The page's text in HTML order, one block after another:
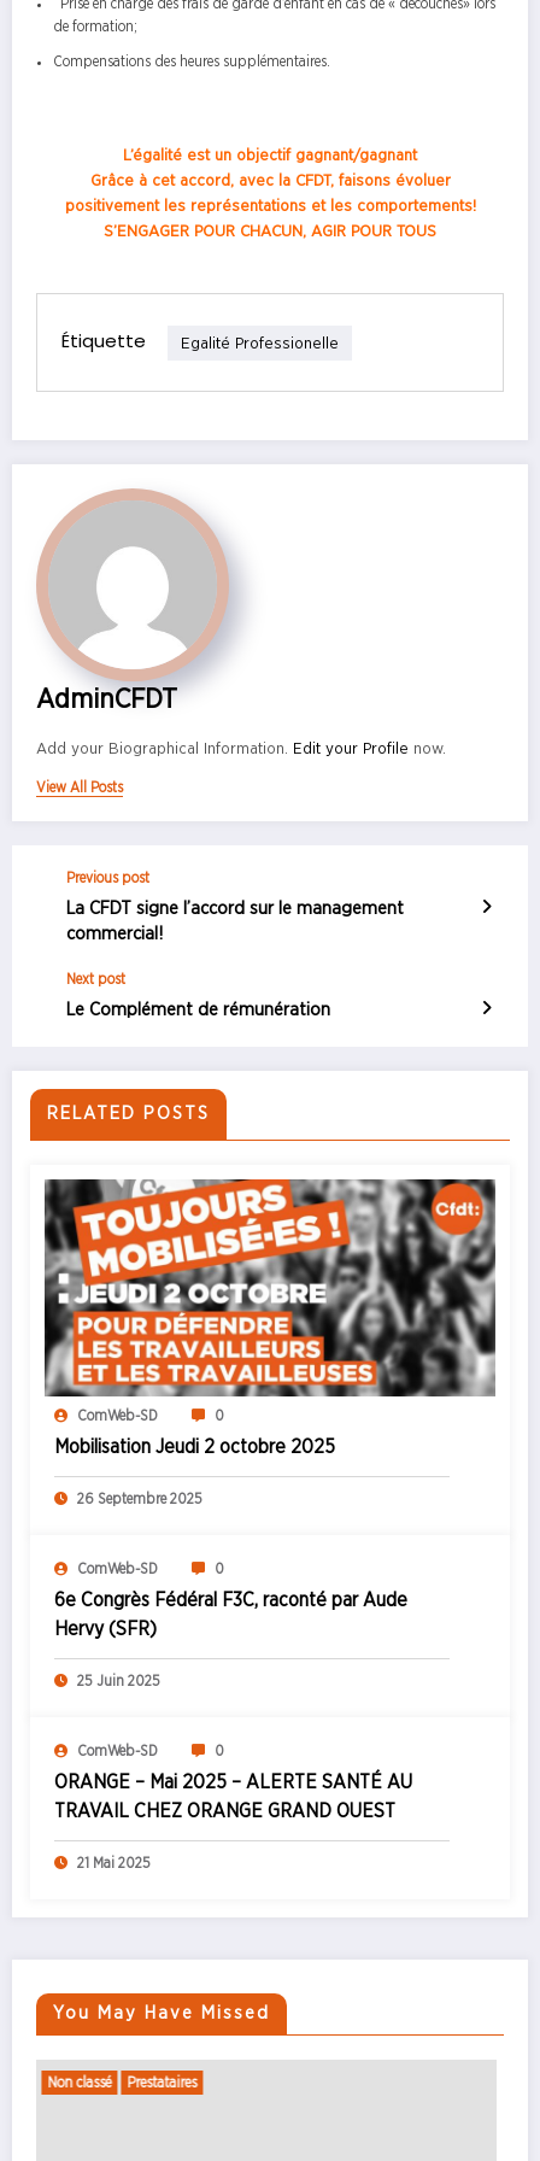
Prise en charge des frais de garde d’enfant en cas de « découchés» lors
de formation;
Compensations des heures supplémentaires.
L’égalité est un objectif gagnant/gagnant
Grâce à cet accord, avec la CFDT, faisons évoluer
positivement les représentations et les comportements!
S’ENGAGER POUR CHACUN, AGIR POUR TOUS
Étiquette Egalité Professionelle
AdminCFDT
Add your Biographical Information. Edit your Profile now.
View All Posts
Previous post
La CFDT signe l’accord sur le management
commercial!
Next post
Le Complément de rémunération
RELATED POSTS
ComWeb-SD 0
Mobilisation Jeudi 2 octobre 2025
26 Septembre 2025
ComWeb-SD 0
6e Congrès Fédéral F3C, raconté par Aude
Hervy (SFR)
25 Juin 2025
ComWeb-SD 0
ORANGE – Mai 2025 – ALERTE SANTÉ AU
TRAVAIL CHEZ ORANGE GRAND OUEST
21 Mai 2025
You May Have Missed